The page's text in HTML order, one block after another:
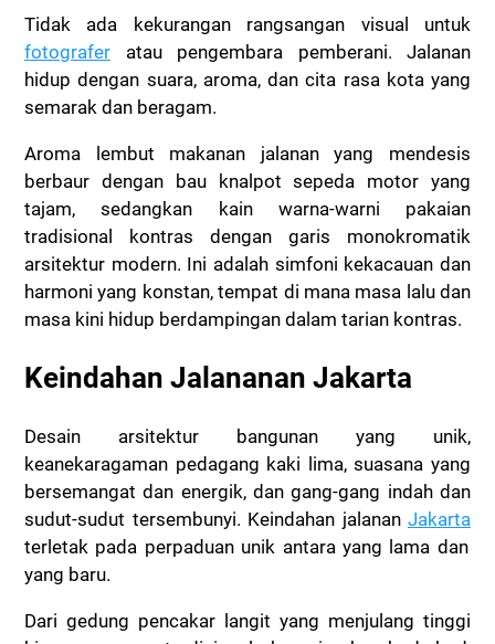
Tidak ada kekurangan rangsangan visual untuk
fotografer atau pengembara pemberani. Jalanan
hidup dengan suara, aroma, dan cita rasa kota yang
semarak dan beragam.
Aroma lembut makanan jalanan yang mendesis
berbaur dengan bau knalpot sepeda motor yang
tajam, sedangkan kain warna-warni pakaian
tradisional kontras dengan garis monokromatik
arsitektur modern. Ini adalah simfoni kekacauan dan
harmoni yang konstan, tempat di mana masa lalu dan
masa kini hidup berdampingan dalam tarian kontras.
Keindahan Jalananan Jakarta
Desain arsitektur bangunan yang unik,
keanekaragaman pedagang kaki lima, suasana yang
bersemangat dan energik, dan gang-gang indah dan
sudut-sudut tersembunyi. Keindahan jalanan Jakarta
terletak pada perpaduan unik antara yang lama dan
yang baru.
Dari gedung pencakar langit yang menjulang tinggi